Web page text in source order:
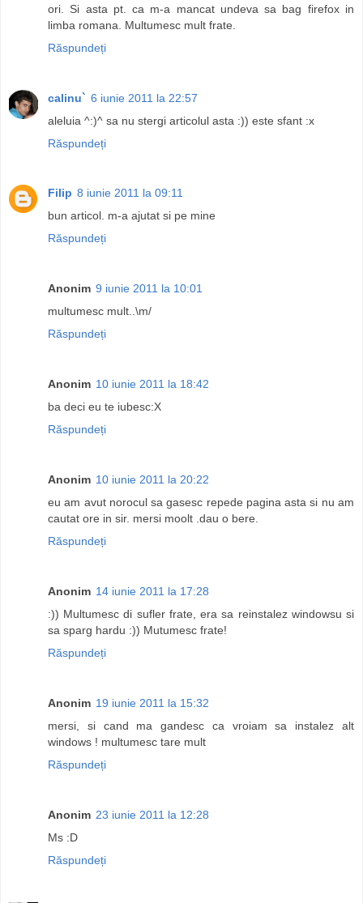
ori. Si asta pt. ca m-a mancat undeva sa bag firefox in
limba romana. Multumesc mult frate.
Răspundeți
calinu` 6 iunie 2011 la 22:57
aleluia ^:)^ sa nu stergi articolul asta :)) este sfant :x
Răspundeți
Filip 8 iunie 2011 la 09:11
bun articol. m-a ajutat si pe mine
Răspundeți
Anonim 9 iunie 2011 la 10:01
multumesc mult..\m/
Răspundeți
Anonim 10 iunie 2011 la 18:42
ba deci eu te iubesc:X
Răspundeți
Anonim 10 iunie 2011 la 20:22
eu am avut norocul sa gasesc repede pagina asta si nu am
cautat ore in sir. mersi moolt .dau o bere.
Răspundeți
Anonim 14 iunie 2011 la 17:28
:)) Multumesc di sufler frate, era sa reinstalez windowsu si
sa sparg hardu :)) Mutumesc frate!
Răspundeți
Anonim 19 iunie 2011 la 15:32
mersi, si cand ma gandesc ca vroiam sa instalez alt
windows ! multumesc tare mult
Răspundeți
Anonim 23 iunie 2011 la 12:28
Ms :D
Răspundeți